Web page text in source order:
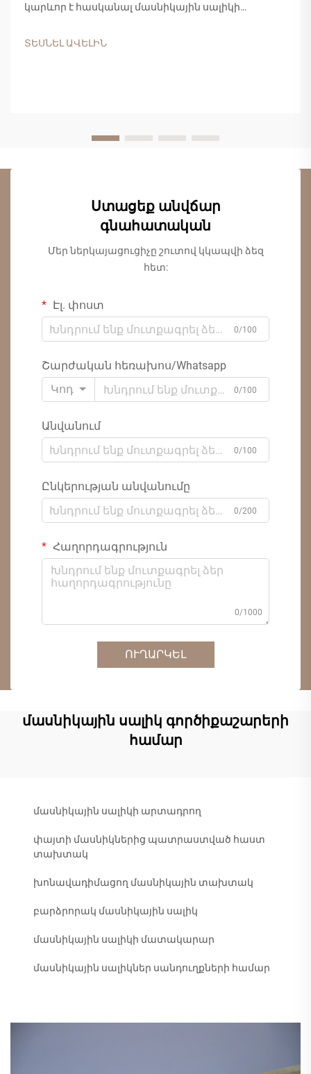
կարևոր է հասկանալ մասնիկային սալիկի
ճարտարապետական փայտանյութը մեծ
ՏԵՍՆԵԼ ԱՎԵԼԻՆ
Ստացեք անվճար
գնահատական
Մեր ներկայացուցիչը շուտով կկապվի ձեզ
հետ:
Էլ. փոստ
0/100
Շարժական հեռախոս/Whatsapp
Կոդ
0/100
Անվանում
0/100
Ընկերության անվանումը
0/200
Հաղորդագրություն
0/1000
ՈՒՂԱՐԿԵԼ
մասնիկային սալիկ գործիքաշարերի
համար
մասնիկային սալիկի արտադրող
փայտի մասնիկներից պատրաստված հաստ
տախտակ
խոնավադիմացող մասնիկային տախտակ
բարձրորակ մասնիկային սալիկ
մասնիկային սալիկի մատակարար
մասնիկային սալիկներ սանդուղքների համար